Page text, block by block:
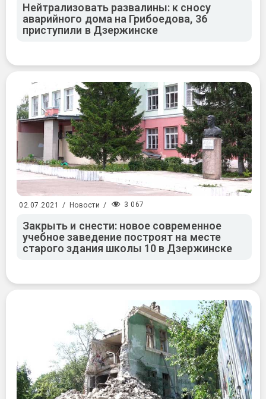
Нейтрализовать развалины: к сносу
аварийного дома на Грибоедова, 36
приступили в Дзержинске
02.07.2021 / Новости / 3 067
Закрыть и снести: новое современное
учебное заведение построят на месте
старого здания школы 10 в Дзержинске